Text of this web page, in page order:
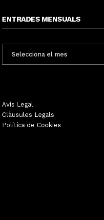
ENTRADES MENSUALS
MENSUALS
Avís Legal
Clàusules Legals
Política de Cookies
la
protagonista de la
Cinema Espiritual de